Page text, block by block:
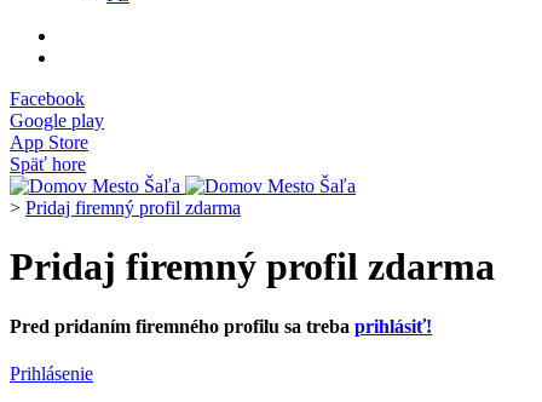
Facebook
Google play
App Store
Späť hore
> Pridaj firemný profil zdarma
Pridaj firemný profil zdarma
Pred pridaním firemného profilu sa treba prihlásiť!
Prihlásenie